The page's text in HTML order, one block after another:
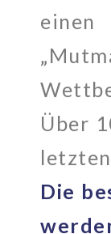
einen
Über
Die